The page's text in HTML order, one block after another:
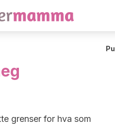
grenser for hva som